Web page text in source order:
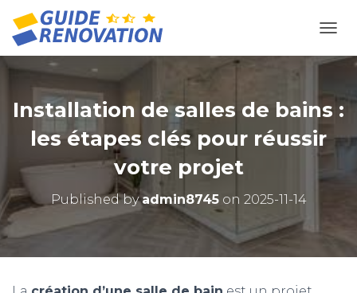
Installation de salles de bains :
les étapes clés pour réussir
votre projet
Published byadmin8745on 2025-11-14